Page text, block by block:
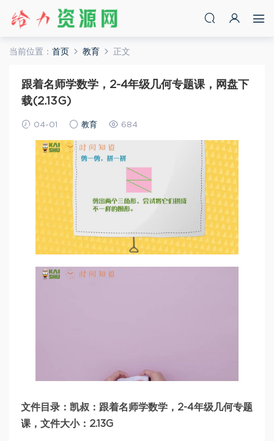
当前位置： 首页 教育 正文
跟着名师学数学，2-4年级几何专题课，网盘下
载(2.13G)
04-01 教育 684
文件目录：凯叔：跟着名师学数学，2-4年级几何专题
课，文件大小：2.13G